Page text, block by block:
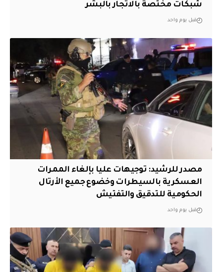
شبكات مختصة بالاتجار بالبشر
قبل يوم واحد
مصدر للرشيد: توجيهات عليا بإلغاء الممرات
العسكرية بالسيطرات وخضوع جميع الأرتال
الحكومية للتدقيق والتفتيش
قبل يوم واحد